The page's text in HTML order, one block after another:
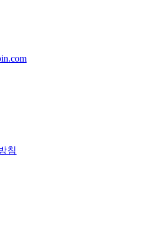
침